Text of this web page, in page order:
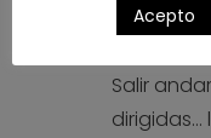
de un
Salir
dirigidas…
Acepto